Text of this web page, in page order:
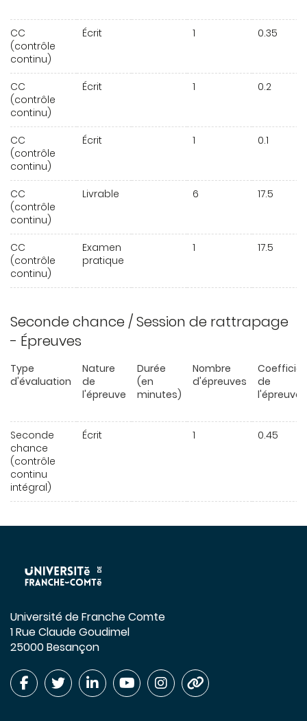
CC
(contrôle
continu)
Écrit 1 0.35
CC
(contrôle
continu)
Écrit 1 0.2
CC
(contrôle
continu)
Écrit 1 0.1
CC
(contrôle
continu)
Livrable 6 17.5
CC
(contrôle
continu)
Examen
pratique
1 17.5
Seconde chance / Session de rattrapage
- Épreuves
Type
d'évaluation
Nature
de
l'épreuve
Durée
(en
minutes)
Nombre
d'épreuves
de
l'épreuve
Seconde
chance
(contrôle
continu
intégral)
Écrit 1 0.45
Université de Franche Comte
1 Rue Claude Goudimel
25000 Besançon